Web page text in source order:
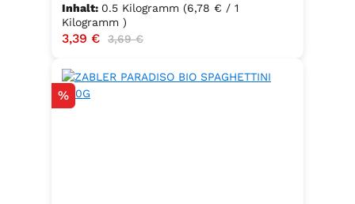
Inhalt: 0.5 Kilogramm (6,78 € / 1
Kilogramm )
Verkaufspreis:
3,39 € Regulärer Preis:
3,69 €
Rabatt
%